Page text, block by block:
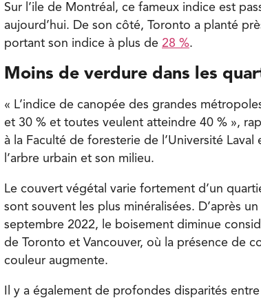
Sur l’ile de Montréal, ce fameux indice est
aujourd’hui. De son côté, Toronto a planté
portant son indice à plus de 28 %.
Moins de verdure dans les
« L’indice de canopée des grandes
et 30 % et toutes veulent atteindre 40 % »,
à la Faculté de foresterie de l’Université
l’arbre urbain et son milieu.
Le couvert végétal varie fortement d’un
sont souvent les plus minéralisées. D’après un
septembre 2022, le boisement diminue
de Toronto et Vancouver, où la présence de
couleur augmente.
Il y a également de profondes disparités